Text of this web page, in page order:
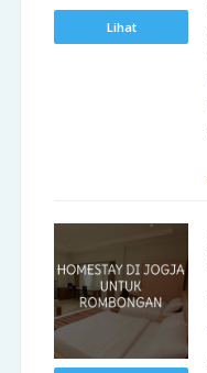
Lihat